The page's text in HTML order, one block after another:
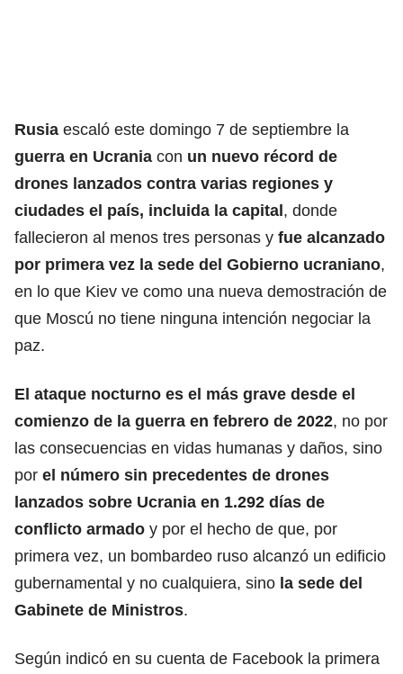
Rusia escaló este domingo 7 de septiembre la
guerra en Ucrania con un nuevo récord de
drones lanzados contra varias regiones y
ciudades el país, incluida la capital, donde
fallecieron al menos tres personas y fue alcanzado
por primera vez la sede del Gobierno ucraniano,
en lo que Kiev ve como una nueva demostración de
que Moscú no tiene ninguna intención negociar la
paz.
El ataque nocturno es el más grave desde el
comienzo de la guerra en febrero de 2022, no por
las consecuencias en vidas humanas y daños, sino
por el número sin precedentes de drones
lanzados sobre Ucrania en 1.292 días de
conflicto armado y por el hecho de que, por
primera vez, un bombardeo ruso alcanzó un edificio
gubernamental y no cualquiera, sino la sede del
Gabinete de Ministros.
Según indicó en su cuenta de Facebook la primera